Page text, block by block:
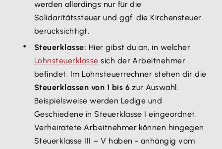
werden allerdings nur für die
Solidaritätssteuer und ggf. die Kirchensteuer
berücksichtigt.
Steuerklasse: Hier gibst du an, in welcher
Lohnsteuerklasse sich der Arbeitnehmer
befindet. Im Lohnsteuerrechner stehen dir die
Steuerklassen von 1 bis 6 zur Auswahl.
Beispielsweise werden Ledige und
Geschiedene in Steuerklasse I eingeordnet.
Verheiratete Arbeitnehmer können hingegen
Steuerklasse III – V haben - anhängig vom